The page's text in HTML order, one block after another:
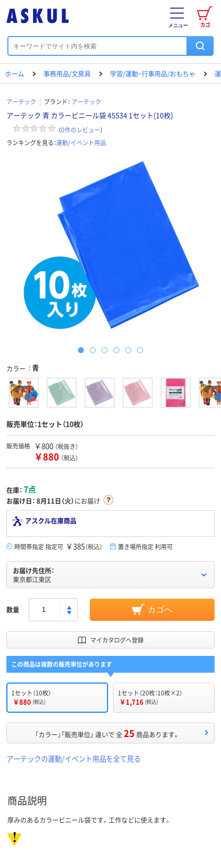
カゴ
メニュー
ホーム 事務用品/文房具 学習/運動・行事用品/おもちゃ
アーテック ブランド： アーテック
アーテック 青 カラービニール袋 45534 1セット(10枚)
（0件のレビュー）
ランキングを見る：運動/イベント用品
カラー 青
販売単位：1セット（10枚）
販売価格 ￥800 （税抜き）
￥880 （税込）
在庫： 7点
お届け日： 8月11日（火）にお届け
アスクル在庫商品
時間帯指定 指定可 ￥385（税込） 置き場所指定 利用可
お届け先住所：
東京都江東区
数量 カゴへ
マイカタログへ登録
この商品は複数の販売単位があります
1セット（10枚）
￥880 (税込)
1セット（20枚：10枚×2）
￥1,716 (税込)
「カラー」「販売単位」 違いで 全25 商品あります。
アーテックの運動/イベント用品を全て見る
商品説明
厚みのあるカラービニール袋です。工作などに使えます。